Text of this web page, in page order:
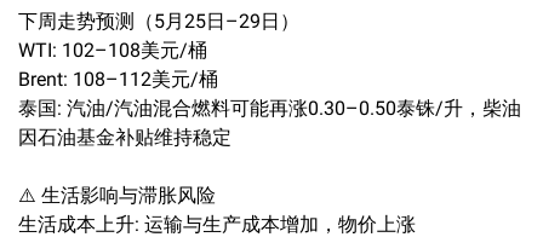
下周走势预测（5月25日–29日）
WTI: 102–108美元/桶
Brent: 108–112美元/桶
泰国: 汽油/汽油混合燃料可能再涨0.30–0.50泰铢/升，柴油
因石油基金补贴维持稳定
⚠️ 生活影响与滞胀风险
生活成本上升: 运输与生产成本增加，物价上涨